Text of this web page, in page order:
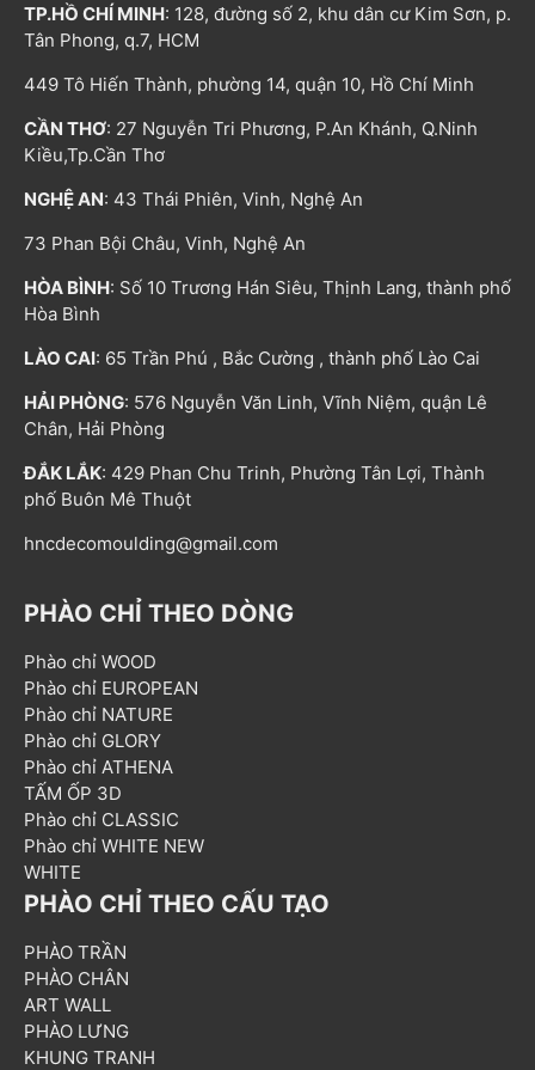
TP.HỒ CHÍ MINH: 128, đường số 2, khu dân cư Kim Sơn, p.
Tân Phong, q.7, HCM
449 Tô Hiến Thành, phường 14, quận 10, Hồ Chí Minh
CẦN THƠ: 27 Nguyễn Tri Phương, P.An Khánh, Q.Ninh
Kiều,Tp.Cần Thơ
NGHỆ AN: 43 Thái Phiên, Vinh, Nghệ An
73 Phan Bội Châu, Vinh, Nghệ An
HÒA BÌNH: Số 10 Trương Hán Siêu, Thịnh Lang, thành phố
Hòa Bình
LÀO CAI: 65 Trần Phú , Bắc Cường , thành phố Lào Cai
HẢI PHÒNG: 576 Nguyễn Văn Linh, Vĩnh Niệm, quận Lê
Chân, Hải Phòng
ĐẮK LẮK: 429 Phan Chu Trinh, Phường Tân Lợi, Thành
phố Buôn Mê Thuột
hncdecomoulding@gmail.com
PHÀO CHỈ THEO DÒNG
Phào chỉ WOOD
Phào chỉ EUROPEAN
Phào chỉ NATURE
Phào chỉ GLORY
Phào chỉ ATHENA
TẤM ỐP 3D
Phào chỉ CLASSIC
Phào chỉ WHITE NEW
WHITE
PHÀO CHỈ THEO CẤU TẠO
PHÀO TRẦN
PHÀO CHÂN
ART WALL
PHÀO LƯNG
KHUNG TRANH